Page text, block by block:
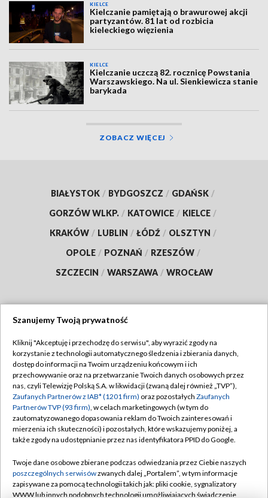
KIELCE
Kielczanie pamiętają o brawurowej akcji
partyzantów. 81 lat od rozbicia
kieleckiego więzienia
KIELCE
Kielczanie uczczą 82. rocznicę Powstania
Warszawskiego. Na ul. Sienkiewicza stanie
barykada
ZOBACZ WIĘCEJ
BIAŁYSTOK / BYDGOSZCZ / GDAŃSK /
GORZÓW WLKP. / KATOWICE / KIELCE /
KRAKÓW / LUBLIN / ŁÓDŹ / OLSZTYN /
OPOLE / POZNAŃ / RZESZÓW /
SZCZECIN / WARSZAWA / WROCŁAW
TVP
Abonament TVP
Emisja w TVP
Centrum informacji TVP
Naziemna Telewizja Cyfrowa
Rada Programowa
System NOS
Regulamin TVP
Polityka prywatności
Moje zgody
Pomoc
Kontakt
Szanujemy Twoją prywatność
Kliknij "Akceptuję i przechodzę do serwisu", aby wyrazić zgody na
korzystanie z technologii automatycznego śledzenia i zbierania danych,
dostęp do informacji na Twoim urządzeniu końcowym i ich
przechowywanie oraz na przetwarzanie Twoich danych osobowych przez
nas, czyli Telewizję Polską S.A. w likwidacji (zwaną dalej również „TVP”),
Zaufanych Partnerów z IAB* (1201 firm) oraz pozostałych Zaufanych
Partnerów TVP (93 firm), w celach marketingowych (w tym do
zautomatyzowanego dopasowania reklam do Twoich zainteresowań i
mierzenia ich skuteczności) i pozostałych, które wskazujemy poniżej, a
także zgody na udostępnianie przez nas identyfikatora PPID do Google.
Twoje dane osobowe zbierane podczas odwiedzania przez Ciebie naszych
poszczególnych serwisówzwanych dalej „Portalem”, w tym informacje
zapisywane za pomocą technologii takich jak: pliki cookie, sygnalizatory
WWW lub innych podobnych technologii umożliwiających świadczenie